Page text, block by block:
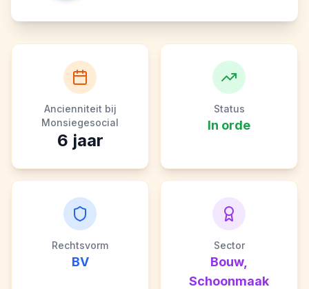
Ancienniteit bij
Monsiegesocial
6 jaar
Status
In orde
Rechtsvorm
BV
Sector
Bouw,
Schoonmaak